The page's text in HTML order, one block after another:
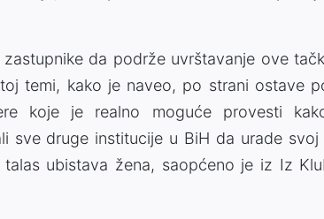
da podrže uvrštavanje ove
temi, kako je naveo, po strani ostave
koje je realno moguće provesti
sve druge institucije u BiH da urade
ubistava žena, saopćeno je iz Iz